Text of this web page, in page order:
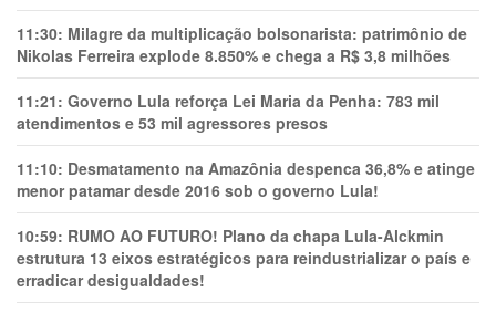
11:30: Milagre da multiplicação bolsonarista: patrimônio de
Nikolas Ferreira explode 8.850% e chega a R$ 3,8 milhões
11:21: Governo Lula reforça Lei Maria da Penha: 783 mil
atendimentos e 53 mil agressores presos
11:10: Desmatamento na Amazônia despenca 36,8% e atinge
menor patamar desde 2016 sob o governo Lula!
10:59: RUMO AO FUTURO! Plano da chapa Lula-Alckmin
estrutura 13 eixos estratégicos para reindustrializar o país e
erradicar desigualdades!